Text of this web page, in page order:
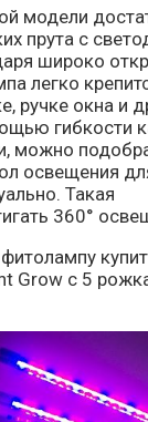
модели
прута с
широко
легко
ручке окна и
гибкости
можно
освещения
Такая
360°
Grow с 5